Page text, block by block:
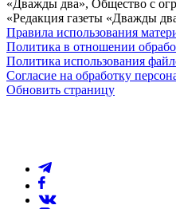
«Дважды два», Общество с
«Редакция газеты «Дважды
Правила использования
Политика в отношении
Политика использования
Согласие на обработку
Обновить страницу